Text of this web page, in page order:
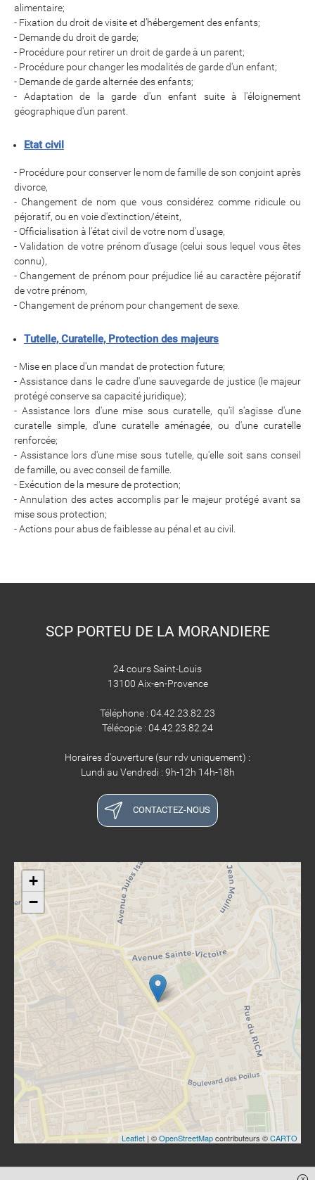
alimentaire;
- Fixation du droit de visite et d’hébergement des enfants;
- Demande du droit de garde;
- Procédure pour retirer un droit de garde à un parent;
- Procédure pour changer les modalités de garde d'un enfant;
- Demande de garde alternée des enfants;
- Adaptation de la garde d'un enfant suite à l'éloignement
géographique d'un parent.
Etat civil
- Procédure pour conserver le nom de famille de son conjoint après
divorce,
- Changement de nom que vous considérez comme ridicule ou
péjoratif, ou en voie d'extinction/éteint,
- Officialisation à l'état civil de votre nom d'usage,
- Validation de votre prénom d’usage (celui sous lequel vous êtes
connu),
- Changement de prénom pour préjudice lié au caractère péjoratif
de votre prénom,
- Changement de prénom pour changement de sexe.
Tutelle, Curatelle, Protection des majeurs
- Mise en place d'un mandat de protection future;
- Assistance dans le cadre d'une sauvegarde de justice (le majeur
protégé conserve sa capacité juridique);
- Assistance lors d'une mise sous curatelle, qu'il s'agisse d'une
curatelle simple, d'une curatelle aménagée, ou d'une curatelle
renforcée;
- Assistance lors d'une mise sous tutelle, qu'elle soit sans conseil
de famille, ou avec conseil de famille.
- Exécution de la mesure de protection;
- Annulation des actes accomplis par le majeur protégé avant sa
mise sous protection;
- Actions pour abus de faiblesse au pénal et au civil.
SCP PORTEU DE LA MORANDIERE
24 cours Saint-Louis
13100 Aix-en-Provence
Téléphone : 04.42.23.82.23
Télécopie : 04.42.23.82.24
Horaires d'ouverture (sur rdv uniquement) :
Lundi au Vendredi : 9h-12h 14h-18h
CONTACTEZ-NOUS
+
−
Leaflet | ©OpenStreetMapcontributeurs ©CARTO